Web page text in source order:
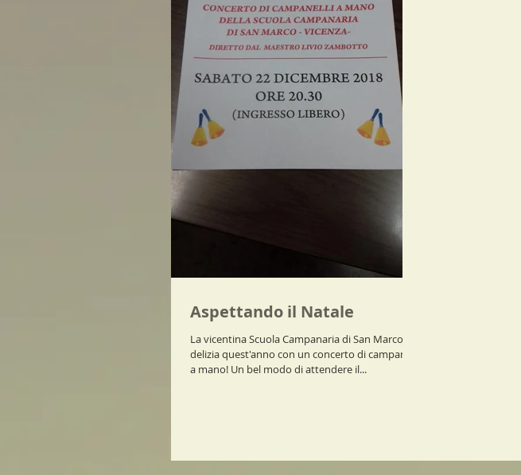
Aspettando il Natale
La vicentina Scuola Campanaria di San Marco ci
delizia quest'anno con un concerto di campanelli
a mano! Un bel modo di attendere il...